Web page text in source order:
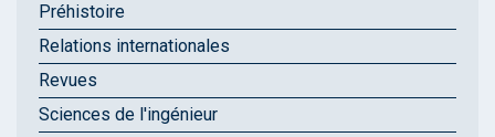
Préhistoire
Relations internationales
Revues
Sciences de l'ingénieur